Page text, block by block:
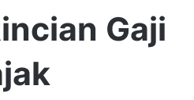
Gaji